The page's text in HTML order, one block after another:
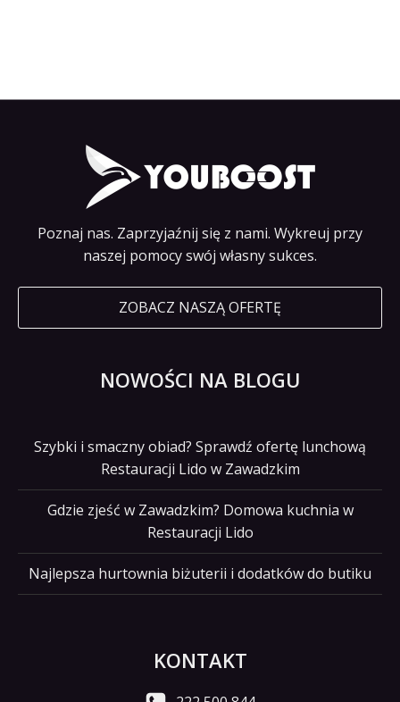
Poznaj nas. Zaprzyjaźnij się z nami. Wykreuj przy
naszej pomocy swój własny sukces.
ZOBACZ NASZĄ OFERTĘ
NOWOŚCI NA BLOGU
Szybki i smaczny obiad? Sprawdź ofertę lunchową
Restauracji Lido w Zawadzkim
Gdzie zjeść w Zawadzkim? Domowa kuchnia w
Restauracji Lido
Najlepsza hurtownia biżuterii i dodatków do butiku
KONTAKT